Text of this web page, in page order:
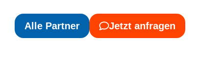
Alle Partner Jetzt anfragen